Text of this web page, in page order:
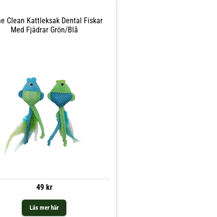
Clean Kattleksak Dental Fiskar
Med Fjädrar Grön/Blå
49 kr
Läs mer här